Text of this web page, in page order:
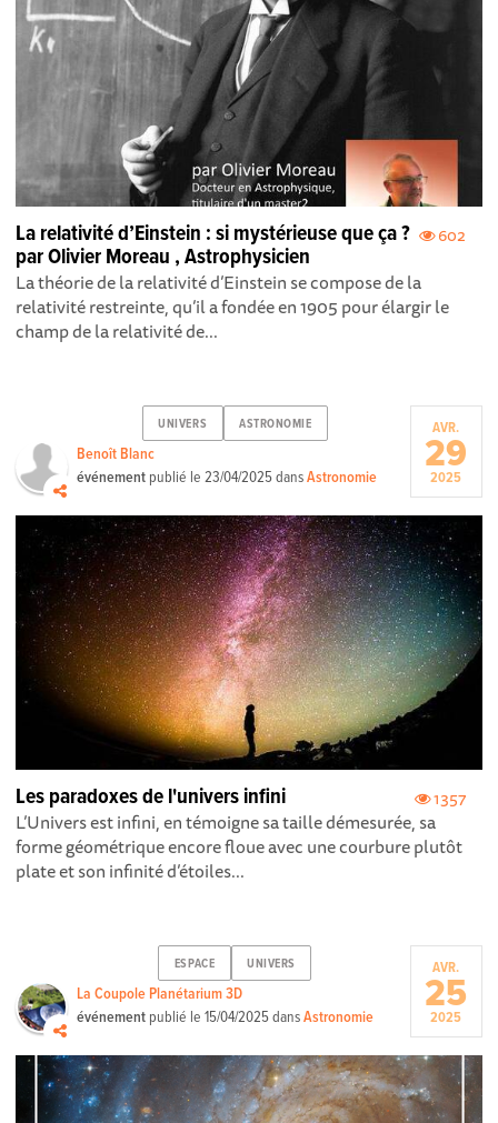
602
La relativité d’Einstein : si mystérieuse que ça ?
par Olivier Moreau , Astrophysicien
La théorie de la relat ivité d’Einstein se compose de la
relativité restreinte, qu’il a fondée en 1905 pour élargir le
champ de la relativité de...
UNIVERS ASTRONOMIE
Benoît Blanc
événement publié le23/04/2025dansAstronomie
AVR.
29
2025
1357
Les paradoxes de l'univers infini
L’Univers est infini, en témoigne sa taille démesurée, sa
forme géométrique encore floue avec une courbure plutôt
plate et son infinité d’étoiles...
ESPACE UNIVERS
La Coupole Planétarium 3D
événement publié le15/04/2025dansAstronomie
AVR.
25
2025